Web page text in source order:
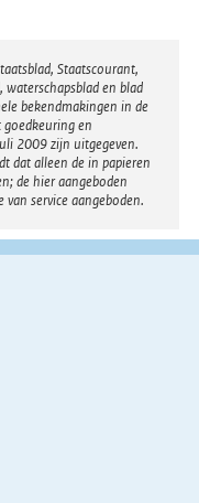
Staatscourant,
waterschapsblad en blad
bekendmakingen in de
en
2009 zijn uitgegeven.
dat alleen de in papieren
de hier aangeboden
service aangeboden.